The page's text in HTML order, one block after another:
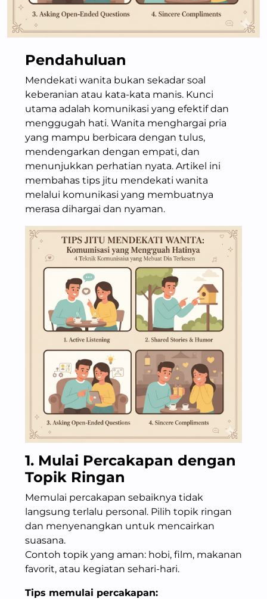
Pendahuluan
Mendekati wanita bukan sekadar soal
keberanian atau kata-kata manis. Kunci
utama adalah komunikasi yang efektif dan
menggugah hati. Wanita menghargai pria
yang mampu berbicara dengan tulus,
mendengarkan dengan empati, dan
menunjukkan perhatian nyata. Artikel ini
membahas tips jitu mendekati wanita
melalui komunikasi yang membuatnya
merasa dihargai dan nyaman.
1. Mulai Percakapan dengan
Topik Ringan
Memulai percakapan sebaiknya tidak
langsung terlalu personal. Pilih topik ringan
dan menyenangkan untuk mencairkan
suasana.
Contoh topik yang aman: hobi, film, makanan
favorit, atau kegiatan sehari-hari.
Tips memulai percakapan: